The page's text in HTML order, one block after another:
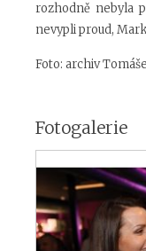
rozhodně nebyla
nevypli proud,
Foto: archiv
Fotogalerie